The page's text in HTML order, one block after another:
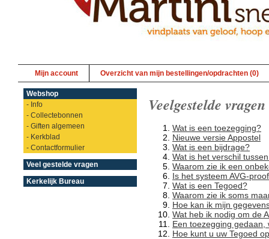
Mijn account Overzicht van mijn bestellingen/opdrachten (0)
Veelgestelde vragen
Wat is een toezegging?
Nieuwe versie Appostel
Wat is een bijdrage?
Wat is het verschil
Waarom zie ik een
Is het systeem AVG-
Wat is een Tegoed?
Waarom zie ik soms
Hoe kan ik mijn
Wat heb ik nodig om de
Een toezegging
Hoe kunt u uw Tegoed
Webshop
- Info
- Collectebonnen
- Giften algemeen
- Kerkblad
- Contactformulier
Veel gestelde vragen
Kerkelijk Bureau